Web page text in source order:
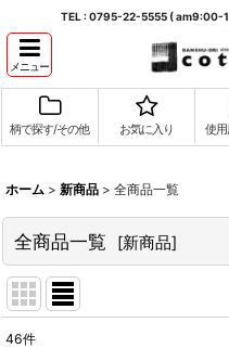
TEL : 0795-22-5555 (
メニュー
柄で探す/その他 お気に入り 使
ホーム > 新商品 > 全商品一覧
全商品一覧 [新商品]
46件